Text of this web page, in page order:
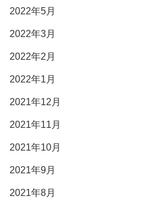
2022年5月
2022年3月
2022年2月
2022年1月
2021年12月
2021年11月
2021年10月
2021年9月
2021年8月